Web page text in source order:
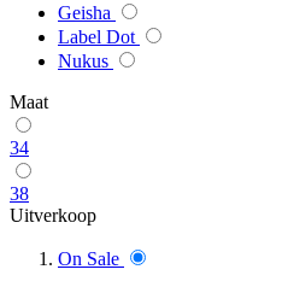
Geisha
Label Dot
Nukus
Maat
34
38
Uitverkoop
On Sale